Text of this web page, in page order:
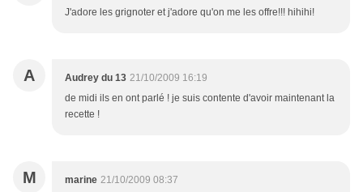
J'adore les grignoter et j'adore qu'on me les offre!!! hihihi!
A Audrey du 13 21/10/2009 16:19
de midi ils en ont parlé ! je suis contente d'avoir maintenant la
recette !
M marine 21/10/2009 08:37